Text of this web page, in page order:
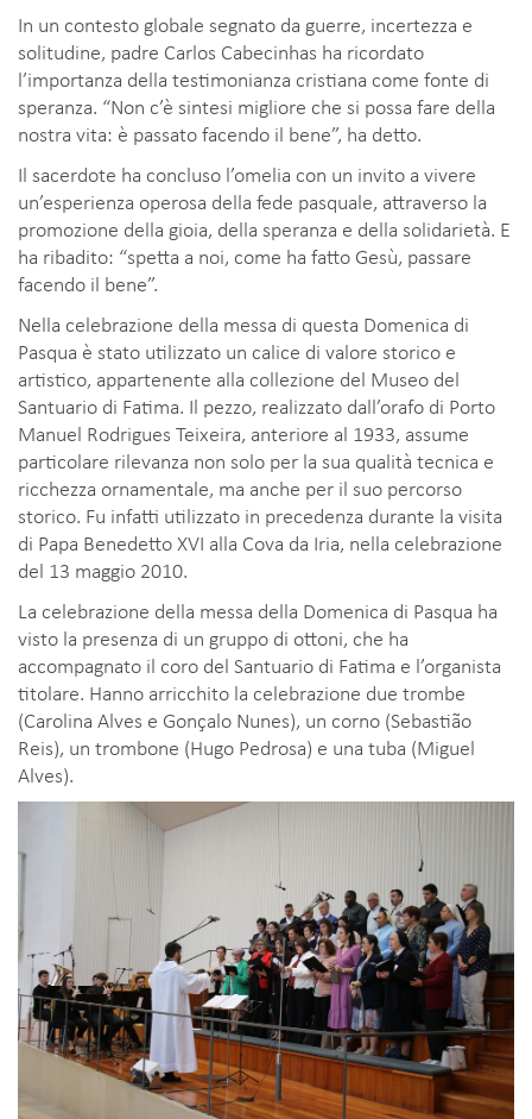
In un contesto globale segnato da guerre, incertezza e
solitudine, padre Carlos Cabecinhas ha ricordato
l’importanza della testimonianza cristiana come fonte di
speranza. “Non c’è sintesi migliore che si possa fare della
nostra vita: è passato facendo il bene”, ha detto.
Il sacerdote ha concluso l’omelia con un invito a vivere
un’esperienza operosa della fede pasquale, attraverso la
promozione della gioia, della speranza e della solidarietà. E
ha ribadito: “spetta a noi, come ha fatto Gesù, passare
facendo il bene”.
Nella celebrazione della messa di questa Domenica di
Pasqua è stato utilizzato un calice di valore storico e
artistico, appartenente alla collezione del Museo del
Santuario di Fatima. Il pezzo, realizzato dall’orafo di Porto
Manuel Rodrigues Teixeira, anteriore al 1933, assume
particolare rilevanza non solo per la sua qualità tecnica e
ricchezza ornamentale, ma anche per il suo percorso
storico. Fu infatti utilizzato in precedenza durante la visita
di Papa Benedetto XVI alla Cova da Iria, nella celebrazione
del 13 maggio 2010.
La celebrazione della messa della Domenica di Pasqua ha
visto la presenza di un gruppo di ottoni, che ha
accompagnato il coro del Santuario di Fatima e l’organista
titolare. Hanno arricchito la celebrazione due trombe
(Carolina Alves e Gonçalo Nunes), un corno (Sebastião
Reis), un trombone (Hugo Pedrosa) e una tuba (Miguel
Alves).